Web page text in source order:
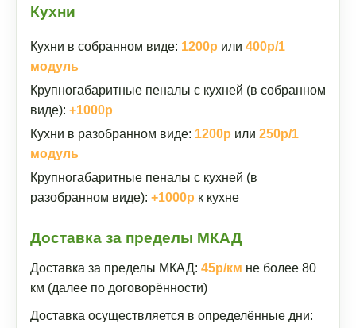
Кухни
Кухни в собранном виде: 1200р или 400р/1
модуль
Крупногабаритные пеналы с кухней (в собранном
виде): +1000р
Кухни в разобранном виде: 1200р или 250р/1
модуль
Крупногабаритные пеналы с кухней (в
разобранном виде): +1000р к кухне
Доставка за пределы МКАД
Доставка за пределы МКАД: 45р/км не более 80
км (далее по договорённости)
Доставка осуществляется в определённые дни: